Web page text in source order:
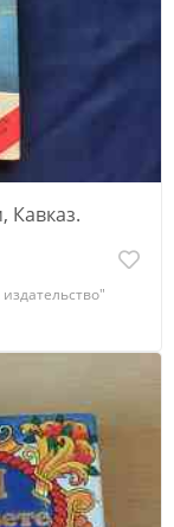
Кавказ.